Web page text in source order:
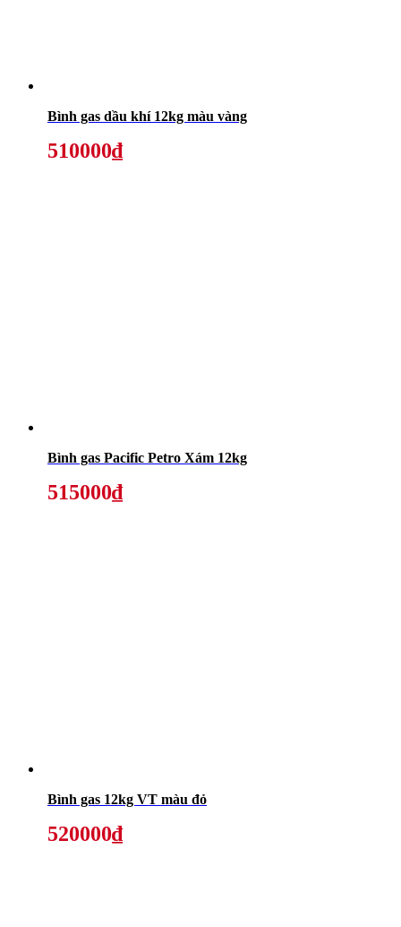
Bình gas dầu khí 12kg màu vàng
510000₫
Bình gas Pacific Petro Xám 12kg
515000₫
Bình gas 12kg VT màu đỏ
520000₫